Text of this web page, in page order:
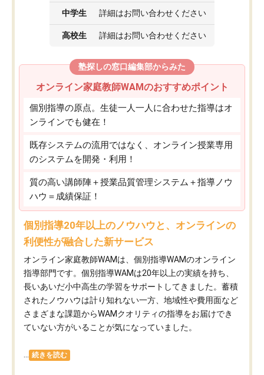
中学生 詳細はお問い合わせください
高校生 詳細はお問い合わせください
塾探しの窓口編集部からみた
オンライン家庭教師WAMのおすすめポイント
個別指導の原点。生徒一人一人に合わせた指導はオ
ンラインでも健在！
既存システムの流用ではなく、オンライン授業専用
のシステムを開発・利用！
質の高い講師陣＋授業品質管理システム＋指導ノウ
ハウ＝成績保証！
個別指導20年以上のノウハウと、オンラインの
利便性が融合した新サービス
オンライン家庭教師WAMは、個別指導WAMのオンライン
指導部門です。個別指導WAMは20年以上の実績を持ち、
長いあいだ小中高生の学習をサポートしてきました。蓄積
されたノウハウは計り知れない一方、地域性や費用面など
さまざまな課題からWAMクオリティの指導をお届けでき
ていない方がいることが気になっていました。
続きを読む